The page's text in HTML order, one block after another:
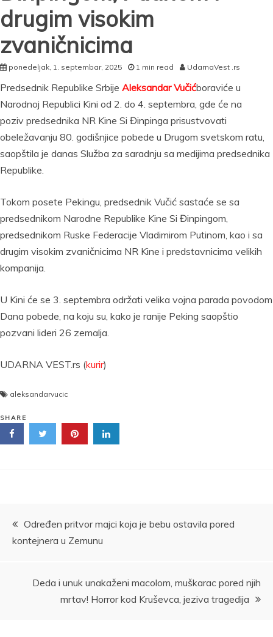
drugim visokim
zvaničnicima
ponedeljak, 1. septembar, 2025 1 min read UdarnaVest .rs
Predsednik Republike Srbije Aleksandar Vučićboraviće u
Narodnoj Republici Kini od 2. do 4. septembra, gde će na
poziv predsednika NR Kine Si Đinpinga prisustvovati
obeležavanju 80. godišnjice pobede u Drugom svetskom ratu,
saopštila je danas Služba za saradnju sa medijima predsednika
Republike.
Tokom posete Pekingu, predsednik Vučić sastaće se sa
predsednikom Narodne Republike Kine Si Đinpingom,
predsednikom Ruske Federacije Vladimirom Putinom, kao i sa
drugim visokim zvaničnicima NR Kine i predstavnicima velikih
kompanija.
U Kini će se 3. septembra održati velika vojna parada povodom
Dana pobede, na koju su, kako je ranije Peking saopštio
pozvani lideri 26 zemalja.
UDARNA VEST.rs (kurir)
aleksandarvucic
SHARE
Kretanje
članka
Određen pritvor majci koja je bebu ostavila pored
kontejnera u Zemunu
Deda i unuk unakaženi macolom, muškarac pored njih
mrtav! Horror kod Kruševca, jeziva tragedija